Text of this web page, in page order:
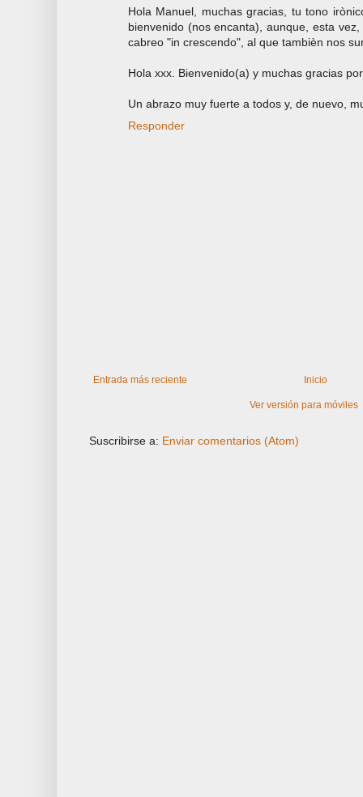
Hola Manuel, muchas gracias, tu tono
bienvenido (nos encanta), aunque, esta
cabreo "in crescendo", al que tambièn nos
Hola xxx. Bienvenido(a) y muchas gracias
Un abrazo muy fuerte a todos y, de nuevo,
Responder
Entrada más reciente Inicio
Ver versión para móviles
Suscribirse a: Enviar comentarios (Atom)